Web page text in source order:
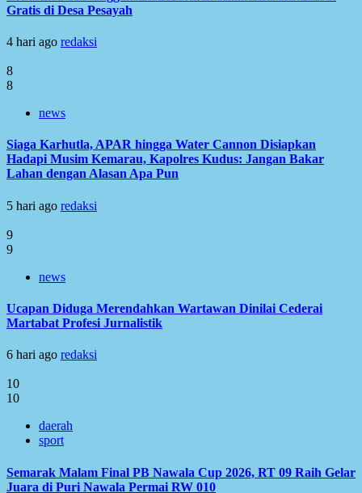
Gratis di Desa Pesayah
4 hari ago redaksi
8
8
news
Siaga Karhutla, APAR hingga Water Cannon Disiapkan
Hadapi Musim Kemarau, Kapolres Kudus: Jangan Bakar
Lahan dengan Alasan Apa Pun
5 hari ago redaksi
9
9
news
Ucapan Diduga Merendahkan Wartawan Dinilai Cederai
Martabat Profesi Jurnalistik
6 hari ago redaksi
10
10
daerah
sport
Semarak Malam Final PB Nawala Cup 2026, RT 09 Raih Gelar
Juara di Puri Nawala Permai RW 010